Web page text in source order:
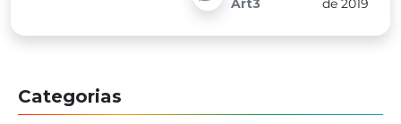
Art3
de 2019
Categorias